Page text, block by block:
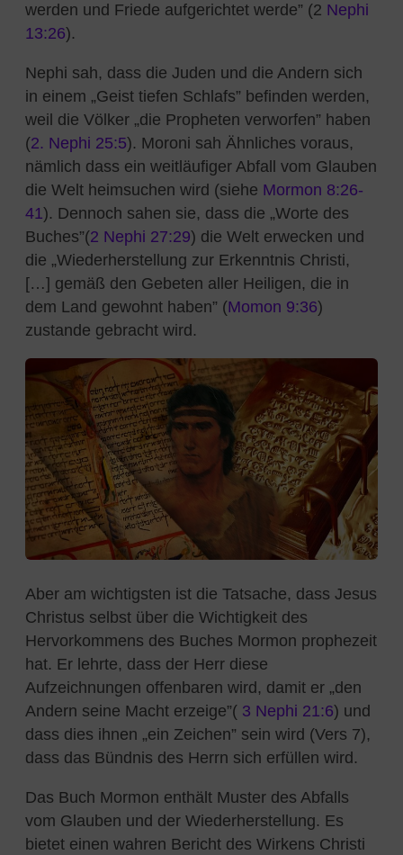
werden und Friede aufgerichtet werde” (2 Nephi
13:26).
Nephi sah, dass die Juden und die Andern sich
in einem „Geist tiefen Schlafs” befinden werden,
weil die Völker „die Propheten verworfen” haben
(2. Nephi 25:5). Moroni sah Ähnliches voraus,
nämlich dass ein weitläufiger Abfall vom Glauben
die Welt heimsuchen wird (siehe Mormon 8:26-
41). Dennoch sahen sie, dass die „Worte des
Buches”(2 Nephi 27:29) die Welt erwecken und
die „Wiederherstellung zur Erkenntnis Christi,
[…] gemäß den Gebeten aller Heiligen, die in
dem Land gewohnt haben” (Momon 9:36)
zustande gebracht wird.
Aber am wichtigsten ist die Tatsache, dass Jesus
Christus selbst über die Wichtigkeit des
Hervorkommens des Buches Mormon prophezeit
hat. Er lehrte, dass der Herr diese
Aufzeichnungen offenbaren wird, damit er „den
Andern seine Macht erzeige”( 3 Nephi 21:6) und
dass dies ihnen „ein Zeichen” sein wird (Vers 7),
dass das Bündnis des Herrn sich erfüllen wird.
Das Buch Mormon enthält Muster des Abfalls
vom Glauben und der Wiederherstellung. Es
bietet einen wahren Bericht des Wirkens Christi